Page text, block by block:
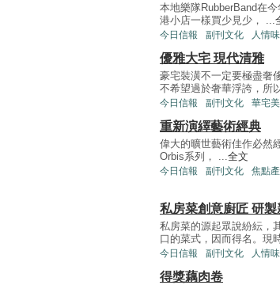
本地樂隊RubberBand在
港小店一樣買少見少， ...
今日信報 副刊文化 人情
優雅大宅 現代清雅
豪宅裝潢不一定要極盡奢
不希望過於奢華浮誇，所
今日信報 副刊文化 華宅
重新演繹藝術經典
偉大的曠世藝術佳作必然
Orbis系列， ...全文
今日信報 副刊文化 焦點
私房菜創意廚匠 研
私房菜的源起眾說紛紜，
口的菜式，因而得名。現
今日信報 副刊文化 人情
得獎藕肉卷